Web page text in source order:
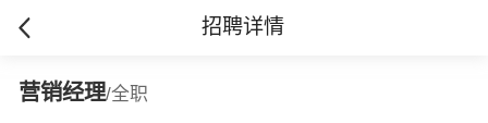
招聘详情
营销经理/全职